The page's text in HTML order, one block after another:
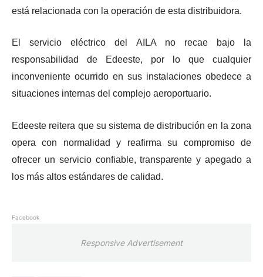
está relacionada con la operación de esta distribuidora.
El servicio eléctrico del AILA no recae bajo la
responsabilidad de Edeeste, por lo que cualquier
inconveniente ocurrido en sus instalaciones obedece a
situaciones internas del complejo aeroportuario.
Edeeste reitera que su sistema de distribución en la zona
opera con normalidad y reafirma su compromiso de
ofrecer un servicio confiable, transparente y apegado a
los más altos estándares de calidad.
Facebook
Responsive Advertisement